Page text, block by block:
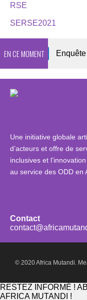
RSE
SERSE2021
EN CE MOMENTEnquête
Une initiative globale
d’acteurs et offre de
inclusives et
au service des ODD en
Contact
© 2020 Africa Mutandi.
RESTEZ INFORMÉ !
AFRICA MUTANDI !